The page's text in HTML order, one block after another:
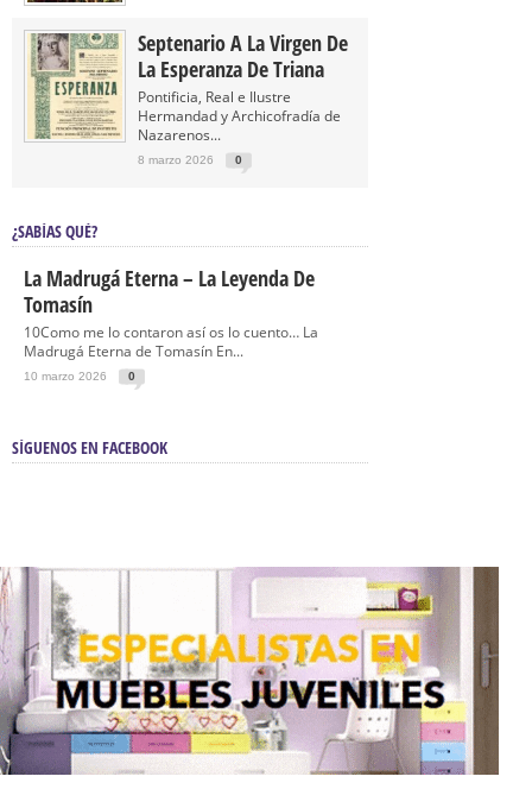
Septenario A La Virgen De
La Esperanza De Triana
Pontificia, Real e Ilustre
Hermandad y Archicofradía de
Nazarenos...
8 marzo 2026 0
¿SABÍAS QUÉ?
La Madrugá Eterna – La Leyenda De
Tomasín
10Como me lo contaron así os lo cuento… La
Madrugá Eterna de Tomasín En...
10 marzo 2026 0
SÍGUENOS EN FACEBOOK